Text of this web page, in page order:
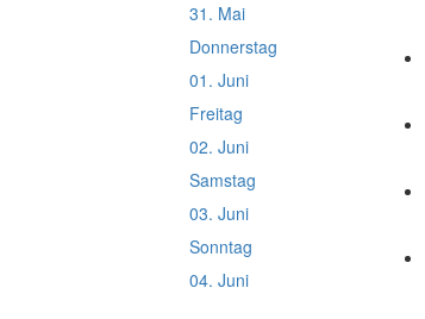
31. Mai
Donnerstag
01. Juni
Freitag
02. Juni
Samstag
03. Juni
Sonntag
04. Juni